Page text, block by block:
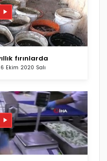
fırınlarda
6 Ekim 2020 Salı